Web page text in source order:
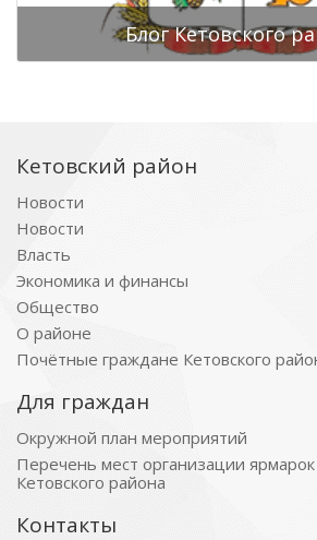
Блог Кетовского
Кетовский район
Новости
Новости
Власть
Экономика и финансы
Общество
О районе
Почётные граждане Кетовского
Для граждан
Окружной план мероприятий
Перечень мест организации
Кетовского района
Контакты